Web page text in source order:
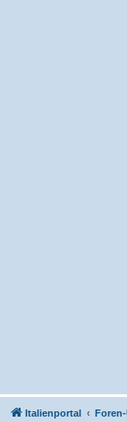
Italienportal